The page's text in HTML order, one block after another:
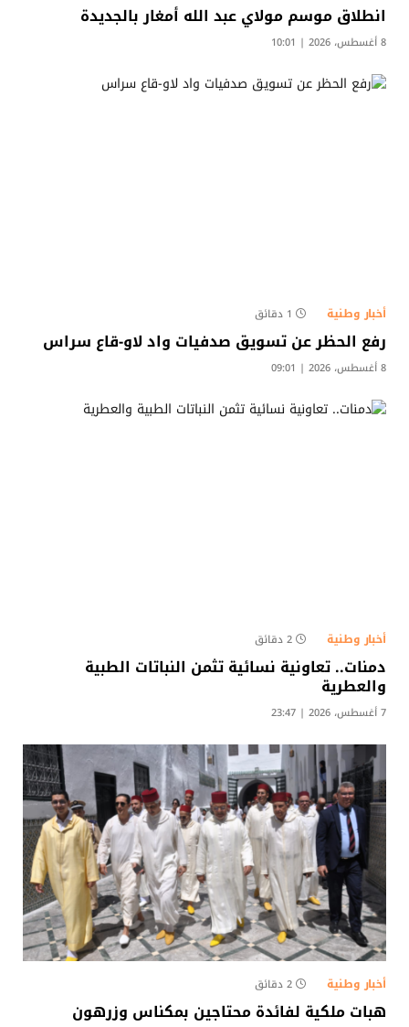
انطلاق موسم مولاي عبد الله أمغار بالجديدة
8 أغسطس، 2026 | 10:01
أخبار وطنية 1 دقائق
رفع الحظر عن تسويق صدفيات واد لاو-قاع سراس
8 أغسطس، 2026 | 09:01
أخبار وطنية 2 دقائق
دمنات.. تعاونية نسائية تثمن النباتات الطبية
والعطرية
7 أغسطس، 2026 | 23:47
أخبار وطنية 2 دقائق
هبات ملكية لفائدة محتاجين بمكناس وزرهون